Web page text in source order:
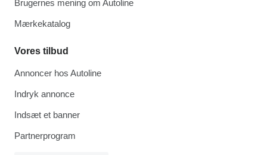
Brugernes mening om Autoline
Mærkekatalog
Vores tilbud
Annoncer hos Autoline
Indryk annonce
Indsæt et banner
Partnerprogram